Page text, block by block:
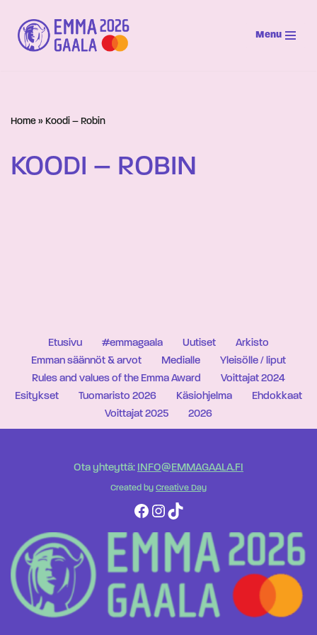
Siirry
suoraan
Menu
Home » Koodi – Robin
KOODI – ROBIN
Etusivu #emmagaala Uutiset
Arkisto
Emman säännöt & arvot
Medialle
Yleisölle / liput
Rules and values of the Emma Award
Voittajat 2024
Esitykset
Tuomaristo 2026 Käsiohjelma
Ehdokkaat
Voittajat 2025
2026
Ota yhteyttä: INFO@EMMAGAALA.FI
Created by Creative Day